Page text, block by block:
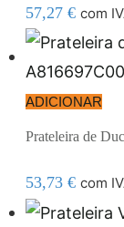
57,27 € com
ADICIONAR
Prateleira de
53,73 € com